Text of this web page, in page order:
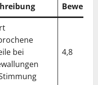
bei
4,8